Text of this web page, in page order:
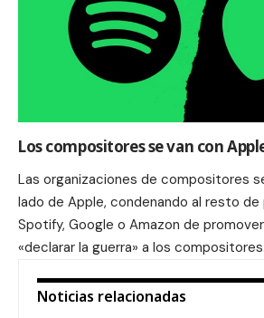
Los compositores se van con
Las organizaciones de compositores
lado de Apple, condenando al resto
Spotify, Google o Amazon de
«declarar la guerra» a los compositores.
Noticias relacionadas